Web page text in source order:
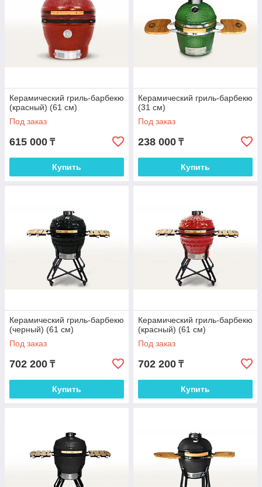
Керамический гриль-барбекю
(красный) (61 см)
Под заказ
615 000 ₸
Купить
Керамический гриль-барбекю
(31 см)
Под заказ
238 000 ₸
Купить
Керамический гриль-барбекю
(черный) (61 см)
Под заказ
702 200 ₸
Купить
Керамический гриль-барбекю
(красный) (61 см)
Под заказ
702 200 ₸
Купить